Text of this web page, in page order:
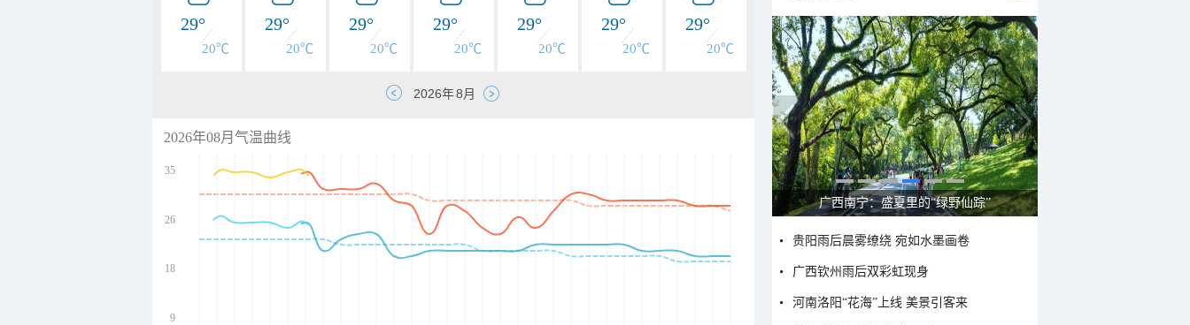
29°
20℃
29°
20℃
29°
20℃
29°
20℃
29°
20℃
29°
20℃
29°
20℃
2026年08月气温曲线
35
26
18
9
呼伦贝尔草原 藏着最治愈的蓝天白云
贵阳雨后晨雾缭绕 宛如水墨画卷
广西钦州雨后双彩虹现身
河南洛阳“花海”上线 美景引客来